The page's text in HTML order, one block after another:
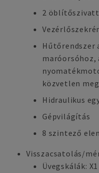
2
Hűtőrendszer
maróorsóhoz,
közvetlen
Hidraulikus
Gépvilágítás
8 szintező
Visszacsatolás/
Üvegskálák: